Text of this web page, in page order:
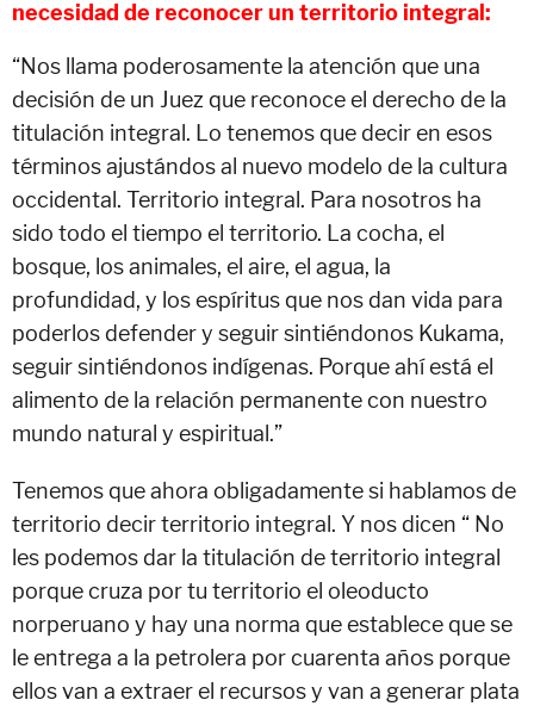
necesidad de reconocer un territorio integral:
“Nos llama poderosamente la atención que una
decisión de un Juez que reconoce el derecho de la
titulación integral. Lo tenemos que decir en esos
términos ajustándos al nuevo modelo de la cultura
occidental. Territorio integral. Para nosotros ha
sido todo el tiempo el territorio. La cocha, el
bosque, los animales, el aire, el agua, la
profundidad, y los espíritus que nos dan vida para
poderlos defender y seguir sintiéndonos Kukama,
seguir sintiéndonos indígenas. Porque ahí está el
alimento de la relación permanente con nuestro
mundo natural y espiritual.”
Tenemos que ahora obligadamente si hablamos de
territorio decir territorio integral. Y nos dicen “ No
les podemos dar la titulación de territorio integral
porque cruza por tu territorio el oleoducto
norperuano y hay una norma que establece que se
le entrega a la petrolera por cuarenta años porque
ellos van a extraer el recursos y van a generar plata